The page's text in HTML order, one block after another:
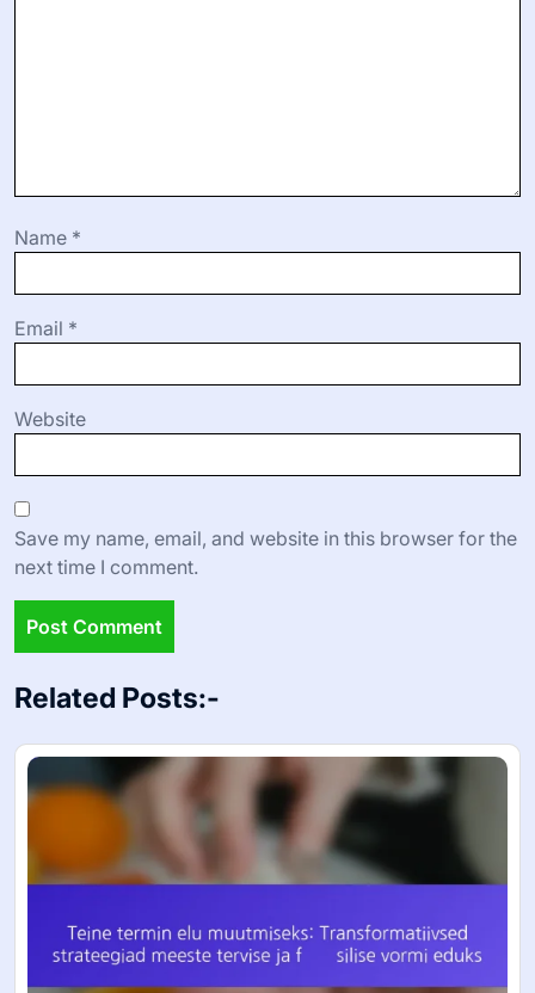
Name *
Email *
Website
Save my name, email, and website in this browser for the
next time I comment.
Related Posts:-